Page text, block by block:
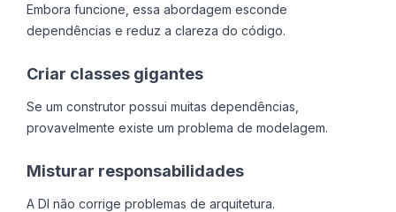
Embora funcione, essa abordagem esconde
dependências e reduz a clareza do código.
Criar classes gigantes
Se um construtor possui muitas dependências,
provavelmente existe um problema de modelagem.
Misturar responsabilidades
A DI não corrige problemas de arquitetura.